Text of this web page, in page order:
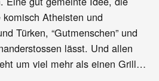
Atheisten und
Türken, “Gutmenschen” und
lässt. Und allen
um viel mehr als einen Grill…